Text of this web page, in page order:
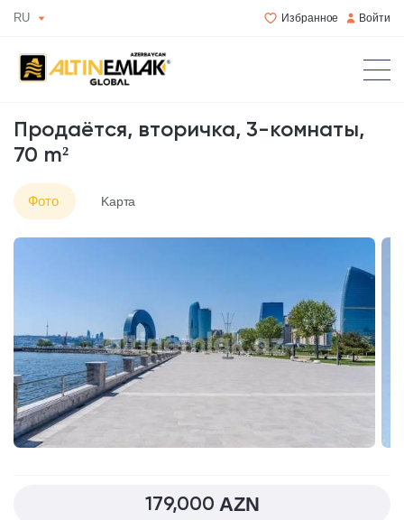
RU Избранное Войти
Продаётся, вторичка, 3-комнаты,
70 m²
Фото Kарта
179,000 AZN